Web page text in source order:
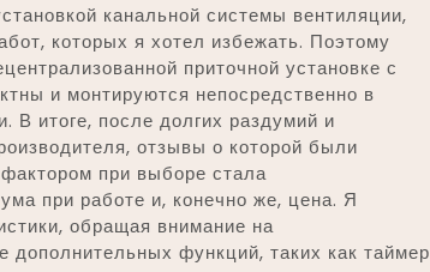
канальной системы вентиляции,
которых я хотел избежать. Поэтому
приточной установке с
и монтируются непосредственно в
В итоге, после долгих раздумий и
отзывы о которой были
при выборе стала
при работе и, конечно же, цена. Я
обращая внимание на
дополнительных функций, таких как таймер